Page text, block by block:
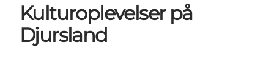
Randers
Silkeborg
Viborg
Kulturoplevelser på
Djursland